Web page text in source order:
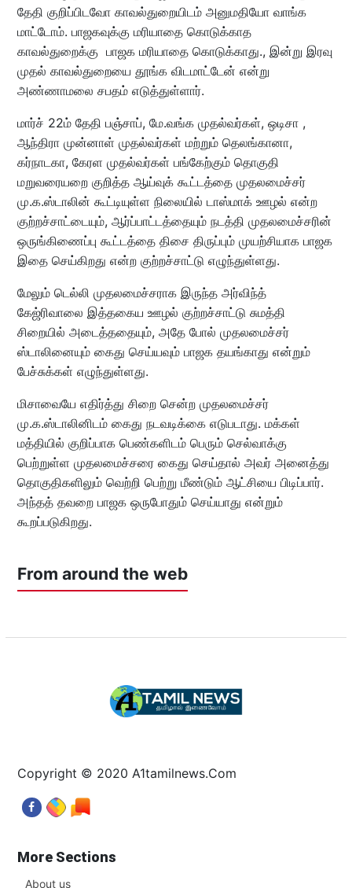
தேதி குறிப்பிடவோ காவல்துறையிடம் அனுமதியோ வாங்க
மாட்டோம். பாஜகவுக்கு மரியாதை கொடுக்காத
காவல்துறைக்கு பாஜக மரியாதை கொடுக்காது., இன்று இரவு
முதல் காவல்துறையை தூங்க விடமாட்டேன் என்று
அண்ணாமலை சபதம் எடுத்துள்ளார்.
மார்ச் 22ம் தேதி பஞ்சாப், மே.வங்க முதல்வர்கள், ஒடிசா ,
ஆந்திரா முன்னாள் முதல்வர்கள் மற்றும் தெலங்கானா,
கர்நாடகா, கேரள முதல்வர்கள் பங்கேற்கும் தொகுதி
மறுவரையறை குறித்த ஆய்வுக் கூட்டத்தை முதலமைச்சர்
மு.க.ஸ்டாலின் கூட்டியுள்ள நிலையில் டாஸ்மாக் ஊழல் என்ற
குற்றச்சாட்டையும், ஆர்ப்பாட்டத்தையும் நடத்தி முதலமைச்சரின்
ஒருங்கிணைப்பு கூட்டத்தை திசை திருப்பும் முயற்சியாக பாஜக
இதை செய்கிறது என்ற குற்றச்சாட்டு எழுந்துள்ளது.
மேலும் டெல்லி முதலமைச்சராக இருந்த அர்விந்த்
கேஜ்ரிவாலை இத்தகைய ஊழல் குற்றச்சாட்டு சுமத்தி
சிறையில் அடைத்ததையும், அதே போல் முதலமைச்சர்
ஸ்டாலினையும் கைது செய்யவும் பாஜக தயங்காது என்றும்
பேச்சுக்கள் எழுந்துள்ளது.
மிசாவையே எதிர்த்து சிறை சென்ற முதலமைச்சர்
மு.க.ஸ்டாலினிடம் கைது நடவடிக்கை எடுபடாது. மக்கள்
மத்தியில் குறிப்பாக பெண்களிடம் பெரும் செல்வாக்கு
பெற்றுள்ள முதலமைச்சரை கைது செய்தால் அவர் அனைத்து
தொகுதிகளிலும் வெற்றி பெற்று மீண்டும் ஆட்சியை பிடிப்பார்.
அந்தத் தவறை பாஜக ஒருபோதும் செய்யாது என்றும்
கூறப்படுகிறது.
From around the web
Copyright © 2020 A1tamilnews.Com
More Sections
About us